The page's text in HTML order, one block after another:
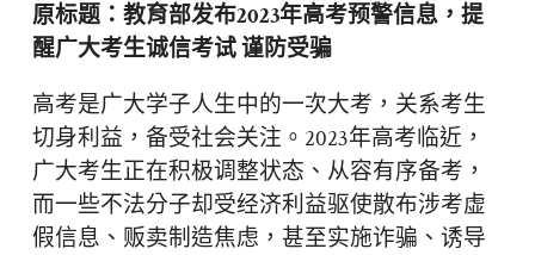
原标题：教育部发布2023年高考预警信息，提
醒广大考生诚信考试 谨防受骗
高考是广大学子人生中的一次大考，关系考生
切身利益，备受社会关注。2023年高考临近，
广大考生正在积极调整状态、从容有序备考，
而一些不法分子却受经济利益驱使散布涉考虚
假信息、贩卖制造焦虑，甚至实施诈骗、诱导